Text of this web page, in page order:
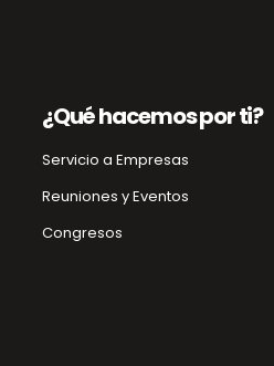
¿Qué hacemos por ti?
Servicio a Empresas
Reuniones y Eventos
Congresos